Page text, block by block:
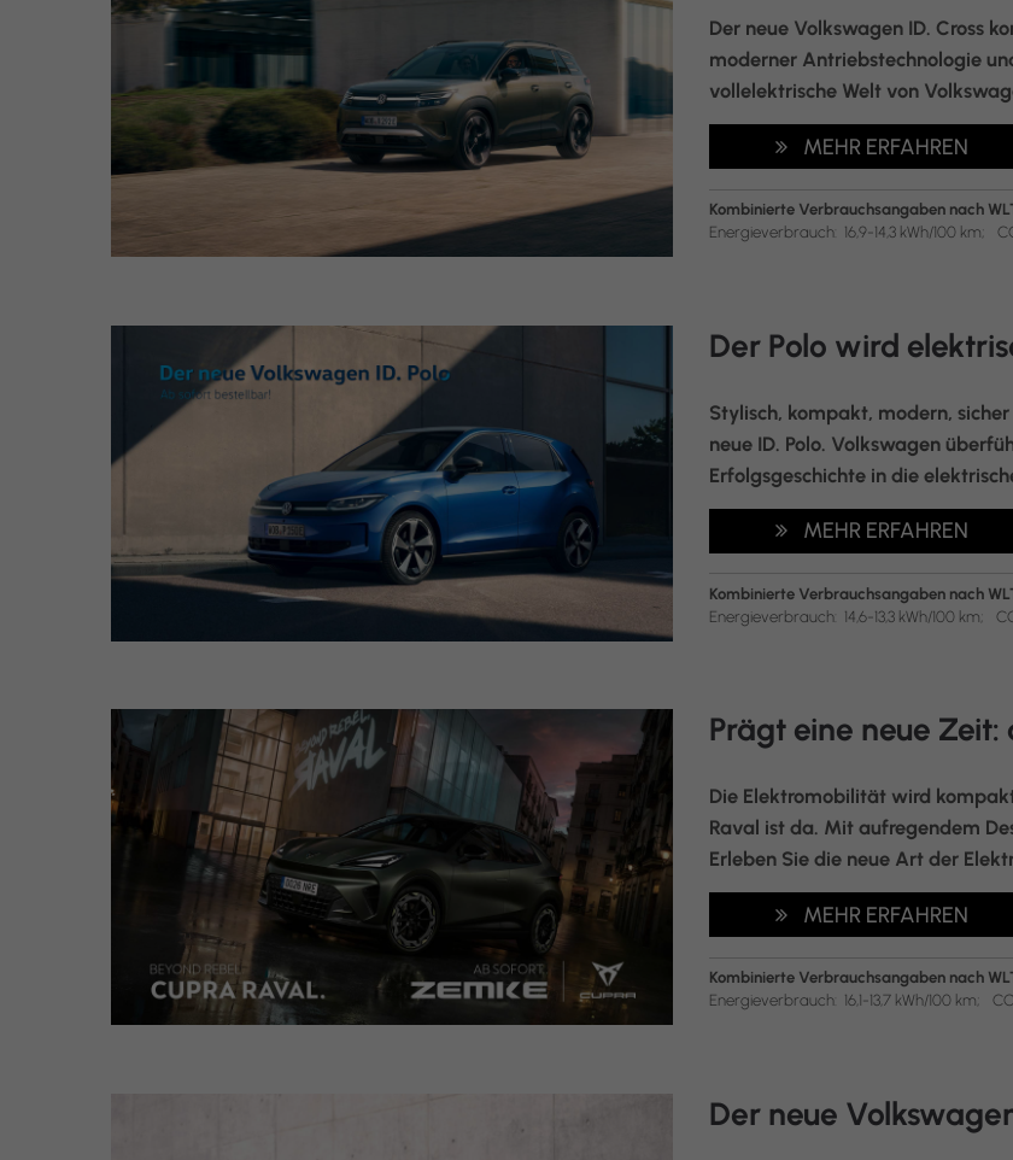
Der neue Volkswagen ID. Cross
moderner Antriebstechnologie
vollelektrische Welt von
MEHR ERFAHREN
Kombinierte Verbrauchsangaben nach
Energieverbrauch: 16,9-14,3 kWh/100 km;
Der Polo wird
Stylisch, kompakt, modern,
neue ID. Polo. Volkswagen
Erfolgsgeschichte in die
MEHR ERFAHREN
Kombinierte Verbrauchsangaben nach
Energieverbrauch: 14,6-13,3 kWh/100 km;
Prägt eine neue Zeit:
Die Elektromobilität wird
Raval ist da. Mit aufregendem
Erleben Sie die neue Art der
MEHR ERFAHREN
Kombinierte Verbrauchsangaben nach
Energieverbrauch: 16,1-13,7 kWh/100 km;
Der neue